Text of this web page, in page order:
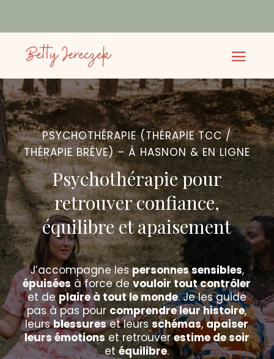
PSYCHOTHÉRAPIE (THÉRAPIE TCC /
THÉRAPIE BRÈVE) – À HASNON & EN LIGNE
Psychothérapie pour
retrouver confiance,
équilibre et apaisement
J’accompagne lespersonnes sensibles,
épuiséesà force devouloir tout contrôler
et de plaire à tout le monde. Je les guide
pas à pas pour comprendre leur histoire,
leursblessureset leursschémas,apaiser
leurs émotions et retrouverestime de soir
etéquilibre.